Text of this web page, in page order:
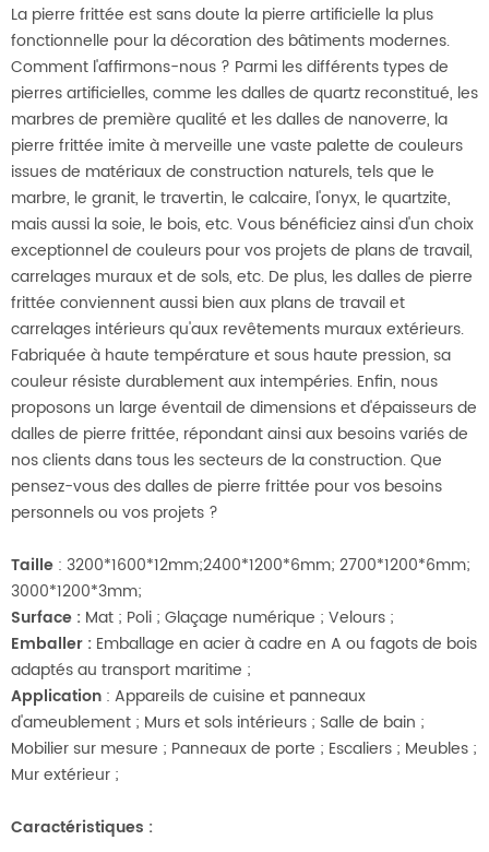
La pierre frittée est sans doute la pierre artificielle la plus
fonctionnelle pour la décoration des bâtiments modernes.
Comment l'affirmons-nous ? Parmi les différents types de
pierres artificielles, comme les dalles de quartz reconstitué, les
marbres de première qualité et les dalles de nanoverre, la
pierre frittée imite à merveille une vaste palette de couleurs
issues de matériaux de construction naturels, tels que le
marbre, le granit, le travertin, le calcaire, l'onyx, le quartzite,
mais aussi la soie, le bois, etc. Vous bénéficiez ainsi d'un choix
exceptionnel de couleurs pour vos projets de plans de travail,
carrelages muraux et de sols, etc. De plus, les dalles de pierre
frittée conviennent aussi bien aux plans de travail et
carrelages intérieurs qu'aux revêtements muraux extérieurs.
Fabriquée à haute température et sous haute pression, sa
couleur résiste durablement aux intempéries. Enfin, nous
proposons un large éventail de dimensions et d'épaisseurs de
dalles de pierre frittée, répondant ainsi aux besoins variés de
nos clients dans tous les secteurs de la construction. Que
pensez-vous des dalles de pierre frittée pour vos besoins
personnels ou vos projets ?
Taille : 3200*1600*12mm;2400*1200*6mm; 2700*1200*6mm;
3000*1200*3mm;
Surface : Mat ; Poli ; Glaçage numérique ; Velours ;
Emballer : Emballage en acier à cadre en A ou fagots de bois
adaptés au transport maritime ;
Application : Appareils de cuisine et panneaux
d'ameublement ; Murs et sols intérieurs ; Salle de bain ;
Mobilier sur mesure ; Panneaux de porte ; Escaliers ; Meubles ;
Mur extérieur ;
Caractéristiques :